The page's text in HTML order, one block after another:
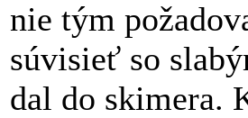
nie tým
súvisieť so
dal do skimera.